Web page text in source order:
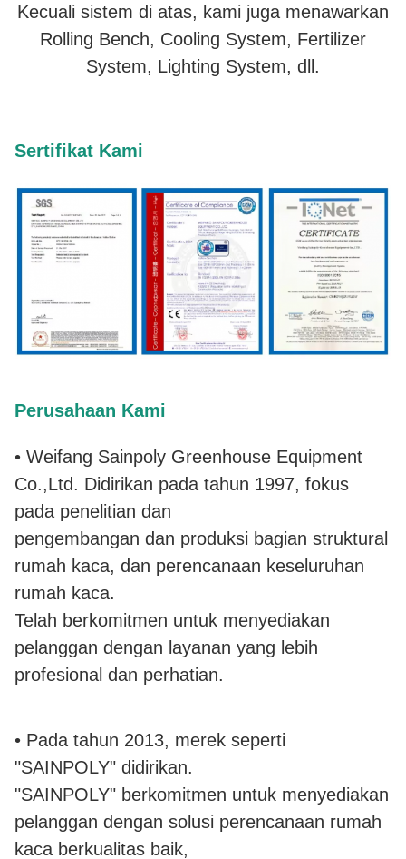
Kecuali sistem di atas, kami juga menawarkan
Rolling Bench, Cooling System, Fertilizer
System, Lighting System, dll.
Sertifikat Kami
Perusahaan Kami
• Weifang Sainpoly Greenhouse Equipment
Co.,Ltd. Didirikan pada tahun 1997, fokus
pada penelitian dan
pengembangan dan produksi bagian struktural
rumah kaca, dan perencanaan keseluruhan
rumah kaca.
Telah berkomitmen untuk menyediakan
pelanggan dengan layanan yang lebih
profesional dan perhatian.
• Pada tahun 2013, merek seperti
"SAINPOLY" didirikan.
"SAINPOLY" berkomitmen untuk menyediakan
pelanggan dengan solusi perencanaan rumah
kaca berkualitas baik,